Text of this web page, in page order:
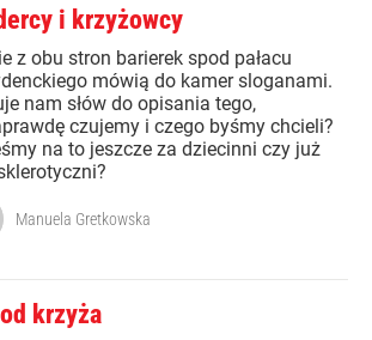
i krzyżowcy
z obu stron barierek spod pałacu
mówią do kamer sloganami.
nam słów do opisania tego,
czujemy i czego byśmy chcieli?
na to jeszcze za dziecinni czy już
Manuela Gretkowska
krzyża